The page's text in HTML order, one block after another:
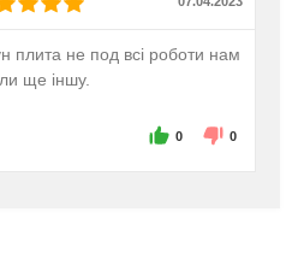
плита не под всі роботи нам
ще іншу.
0 0